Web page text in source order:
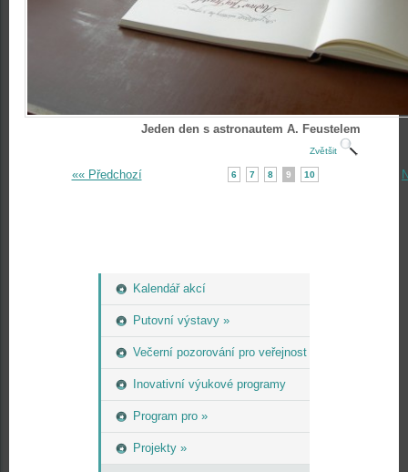
Kalendář akcí
Putovní výstavy »
Večerní pozorování pro veřejnost
Inovativní výukové programy
Program pro »
Projekty »
Jeden den s astronautem A. Feustelem
Zvětšit
«« Předchozí 6 7 8 9 10